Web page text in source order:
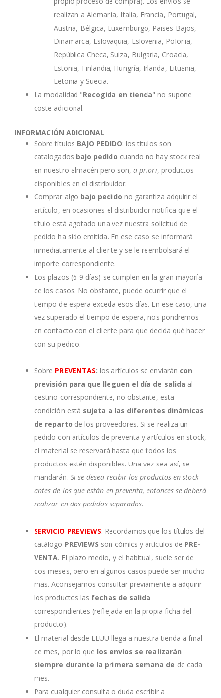
realizan a Alemania, Italia, Francia, Portugal,
Austria, Bélgica, Luxemburgo, Paises Bajos,
Dinamarca, Eslovaquia, Eslovenia, Polonia,
República Checa, Suiza, Bulgaria, Croacia,
Estonia, Finlandia, Hungría, Irlanda, Lituania,
Letonia y Suecia.
La modalidad "Recogida en tienda" no supone
coste adicional.
INFORMACIÓN ADICIONAL
Sobre títulos BAJO PEDIDO: los títulos son
catalogados bajo pedido cuando no hay stock real
en nuestro almacén pero son,a priori, productos
disponibles en el distribuidor.
Comprar algo bajo pedido no garantiza adquirir el
artículo, en ocasiones el distribuidor notifica que el
título está agotado una vez nuestra solicitud de
pedido ha sido emitida. En ese caso se informará
inmediatamente al cliente y se le reembolsará el
importe correspondiente.
Los plazos (6-9 días) se cumplen en la gran mayoría
de los casos. No obstante, puede ocurrir que el
tiempo de espera exceda esos días. En ese caso, una
vez superado el tiempo de espera, nos pondremos
en contacto con el cliente para que decida qué hacer
con su pedido.
Sobre PREVENTAS:los artículos se enviarán con
previsión para que lleguen el día de salida al
destino correspondiente, no obstante, esta
condición está sujeta a las diferentes dinámicas
de reparto de los proveedores. Si se realiza un
pedido con artículos de preventa y artículos en stock,
el material se reservará hasta que todos los
productos estén disponibles. Una vez sea así, se
mandarán. Si se desea recibir los productos en stock
antes de los que están en preventa, entonces se deberá
realizar en dos pedidos separados.
SERVICIO PREVIEWS: Recordamos que los títulos del
catálogo PREVIEWS son cómics y artículos de PRE-
VENTA. El plazo medio, y el habitual, suele ser de
dos meses, pero en algunos casos puede ser mucho
más. Aconsejamos consultar previamente a adquirir
los productos las fechas de salida
correspondientes (reflejada en la propia ficha del
producto).
El material desde EEUU llega a nuestra tienda a final
de mes, por lo que los envíos se realizarán
siempre durante la primera semana de de cada
mes.
Para cualquier consulta o duda escribir a